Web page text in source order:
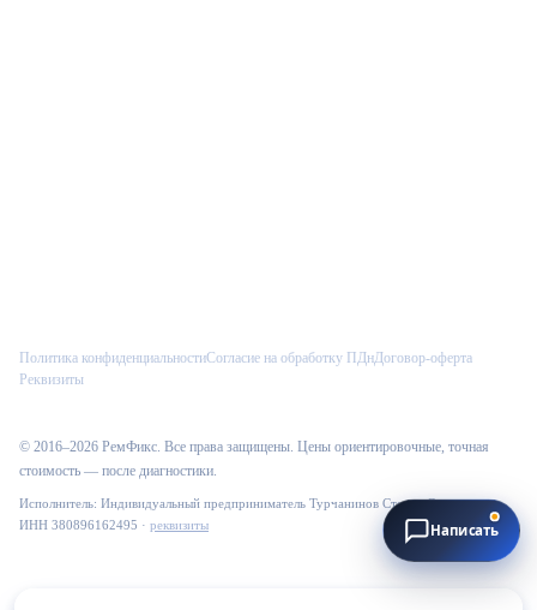
Политика конфиденциальностиСогласие на обработку ПДнДоговор-оферта
Реквизиты
© 2016–2026 РемФикс. Все права защищены. Цены ориентировочные, точная
стоимость — после диагностики.
Исполнитель: Индивидуальный предприниматель Турчанинов Степан Сергеевич·
ИНН 380896162495 · реквизиты
Введите имя, и менеджер сразу увидит его в CRM.
Написать